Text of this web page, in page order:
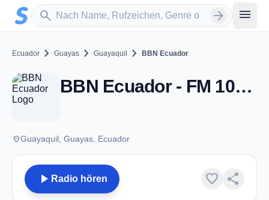
Zum Hauptinhalt springen
search
Sender suchen arrow_forward menu
Ecuador chevron_right Guayas chevron_right Guayaquil chevron_right BBN Ecuador
BBN Ecuador - FM 106.1 - Guayaquil
placeGuayaquil, Guayas, Ecuador
play_arrow Radio hören favorite share